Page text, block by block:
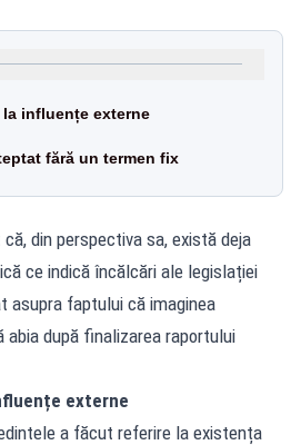
influențe externe
fără un termen fix
din perspectiva sa, există deja
ce indică încălcări ale legislației
asupra faptului că imaginea
după finalizarea raportului
externe
a făcut referire la existența